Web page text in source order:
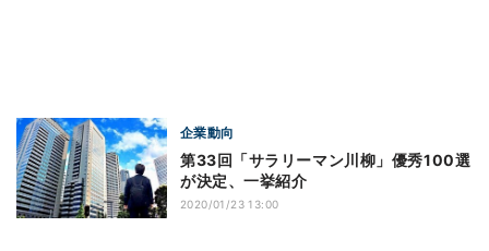
企業動向
第33回「サラリーマン川柳」優秀100選
が決定、一挙紹介
2020/01/23 13:00